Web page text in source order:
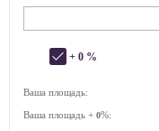
+ 0 %
Ваша площадь:
Ваша площадь + 0%: